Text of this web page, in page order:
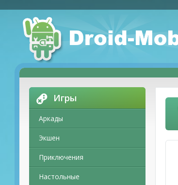
Игры
Аркады
Экшен
Приключения
Настольные